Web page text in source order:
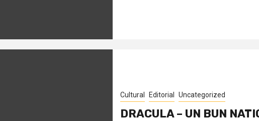
Cultural Editorial Uncategorized
DRACULA – UN BUN